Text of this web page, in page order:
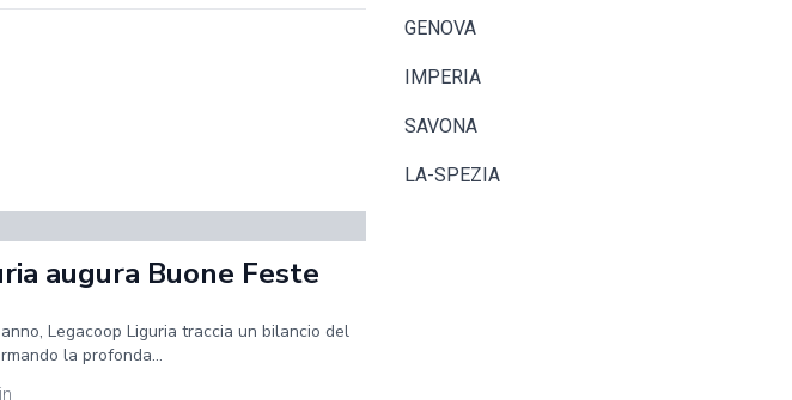
augura Buone Feste
Legacoop Liguria traccia un bilancio del
la profonda...
GENOVA
IMPERIA
SAVONA
LA-SPEZIA